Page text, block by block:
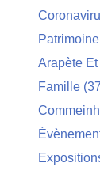
Patrimoine
Arapète
Famille